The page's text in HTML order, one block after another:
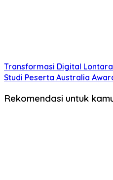
Transformasi Digital
Studi Peserta Australia
Rekomendasi untuk